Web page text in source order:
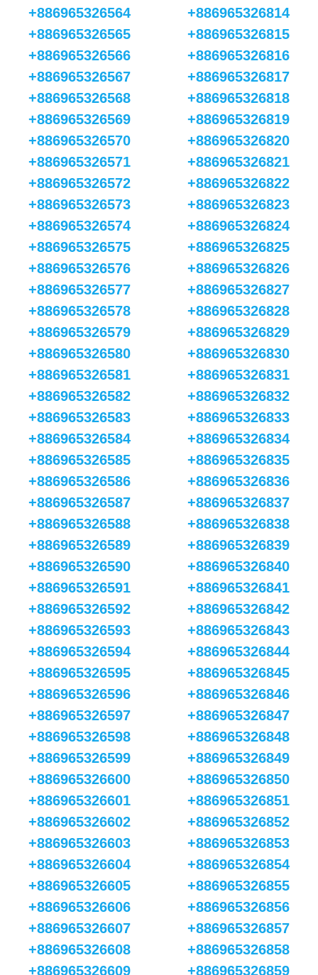
+886965326564
+886965326565
+886965326566
+886965326567
+886965326568
+886965326569
+886965326570
+886965326571
+886965326572
+886965326573
+886965326574
+886965326575
+886965326576
+886965326577
+886965326578
+886965326579
+886965326580
+886965326581
+886965326582
+886965326583
+886965326584
+886965326585
+886965326586
+886965326587
+886965326588
+886965326589
+886965326590
+886965326591
+886965326592
+886965326593
+886965326594
+886965326595
+886965326596
+886965326597
+886965326598
+886965326599
+886965326600
+886965326601
+886965326602
+886965326603
+886965326604
+886965326605
+886965326606
+886965326607
+886965326608
+886965326609
+886965326814
+886965326815
+886965326816
+886965326817
+886965326818
+886965326819
+886965326820
+886965326821
+886965326822
+886965326823
+886965326824
+886965326825
+886965326826
+886965326827
+886965326828
+886965326829
+886965326830
+886965326831
+886965326832
+886965326833
+886965326834
+886965326835
+886965326836
+886965326837
+886965326838
+886965326839
+886965326840
+886965326841
+886965326842
+886965326843
+886965326844
+886965326845
+886965326846
+886965326847
+886965326848
+886965326849
+886965326850
+886965326851
+886965326852
+886965326853
+886965326854
+886965326855
+886965326856
+886965326857
+886965326858
+886965326859